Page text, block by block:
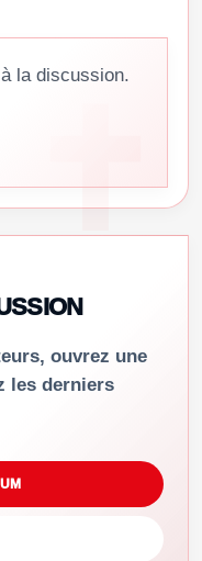
la discussion.
ouvrez une
les derniers